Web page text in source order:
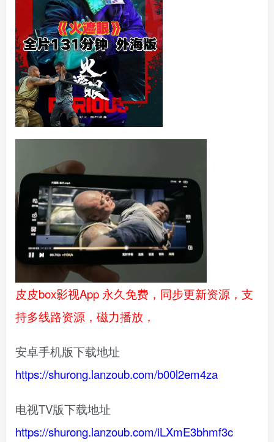
皮皮box影视App 永久免费，同步更新资源，支
持多线路资源，磁力播放，
安卓手机版下载地址
https://shurong.lanzoub.com/b00l2em4za
电视TV版下载地址
https://shurong.lanzoub.com/iLXmE3bhmf3c